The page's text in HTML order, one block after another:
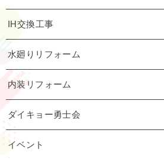
IH交換工事
水廻りリフォーム
内装リフォーム
ダイキョー勇士会
イベント